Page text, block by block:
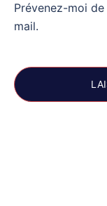
Prévenez-moi
mail.